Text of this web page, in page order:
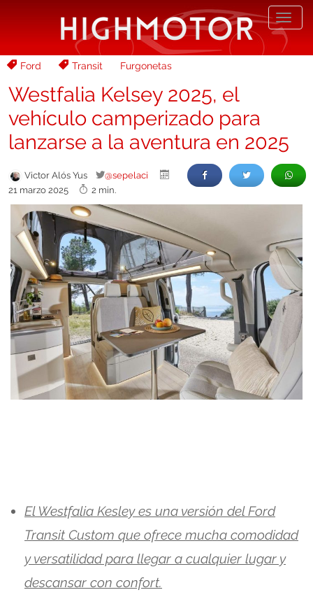
Ford Transit Furgonetas
Westfalia Kelsey 2025, el
vehículo camperizado para
lanzarse a la aventura en 2025
Victor Alós Yus
@sepelaci
21 marzo 2025
2 min.
El Westfalia Kesley es una versión del Ford
Transit Custom que ofrece mucha comodidad
y versatilidad para llegar a cualquier lugar y
descansar con confort.